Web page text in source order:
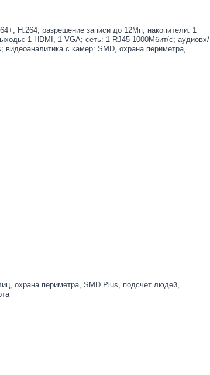
H.264; разрешение записи до 12Мп; накопители: 1
1 HDMI, 1 VGA; cеть: 1 RJ45 1000Мбит/с; aудиовх/
с камер: SMD, охрана периметра,
охрана периметра, SMD Plus, подсчет людей,